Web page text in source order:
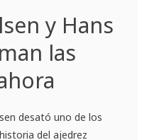
y Hans
las
desató uno de los
del ajedrez